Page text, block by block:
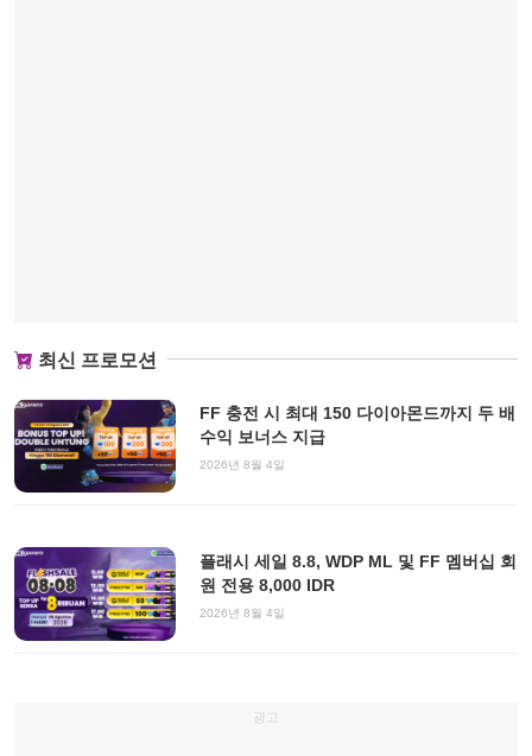
최신 프로모션
FF 충전 시 최대 150 다이아몬드까지 두 배
수익 보너스 지급
2026년 8월 4일
플래시 세일 8.8, WDP ML 및 FF 멤버십 회
원 전용 8,000 IDR
2026년 8월 4일
광고